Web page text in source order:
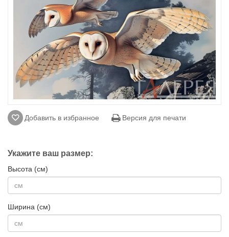
Добавить в избранное Версия для печати
Укажите ваш размер:
Высота (см)
Ширина (см)